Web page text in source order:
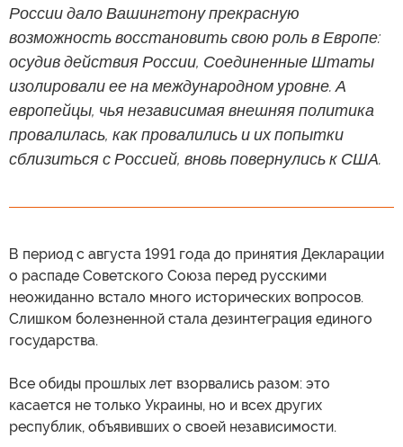
России дало Вашингтону прекрасную
возможность восстановить свою роль в Европе:
осудив действия России, Соединенные Штаты
изолировали ее на международном уровне. А
европейцы, чья независимая внешняя политика
провалилась, как провалились и их попытки
сблизиться с Россией, вновь повернулись к США.
В период с августа 1991 года до принятия Декларации
о распаде Советского Союза перед русскими
неожиданно встало много исторических вопросов.
Слишком болезненной стала дезинтеграция единого
государства.
Все обиды прошлых лет взорвались разом: это
касается не только Украины, но и всех других
республик, объявивших о своей независимости.